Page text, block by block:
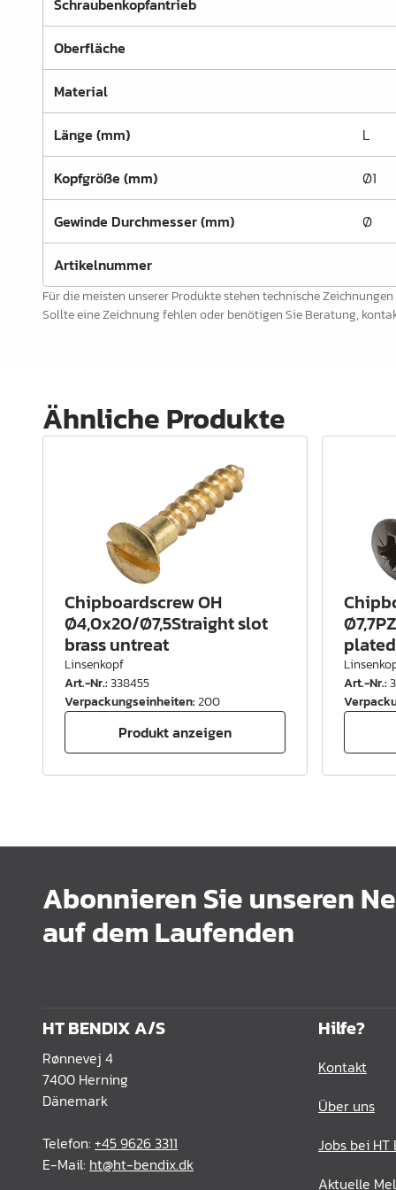
Schrankrohre &
Schrankrohrlager
Leisten Profile
Elektro Artikel
Chemie & Reparatur
König Produkte
Werkzeug
Verpackung
Schraubenkopfantrieb
Oberfläche
Material
Länge (mm) L
Kopfgröße (mm) Ø1
Gewinde Durchmesser (mm) Ø
Artikelnummer
Für die meisten unserer Produkte stehen technische
Sollte eine Zeichnung fehlen oder benötigen Sie Beratung,
Ähnliche Produkte
Chipboardscrew OH
Ø4,0x20/Ø7,5Straight slot
brass untreat
Linsenkopf
Art.-Nr.:338455
Verpackungseinheiten:200
Produkt anzeigen
plated
Art.-Nr.:
Abonnieren Sie unseren
auf dem Laufenden
HT BENDIX A/S
Rønnevej 4
7400 Herning
Dänemark
Telefon: +45 9626 3311
E-Mail: ht@ht-bendix.dk
Hilfe?
Kontakt
Über uns
Jobs bei HT
Aktuelle